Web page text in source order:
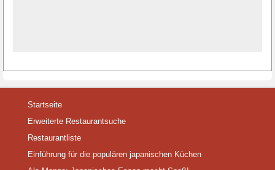
Startseite
Erweiterte Restaurantsuche
Restaurantliste
Einführung für die populären japanischen Küchen